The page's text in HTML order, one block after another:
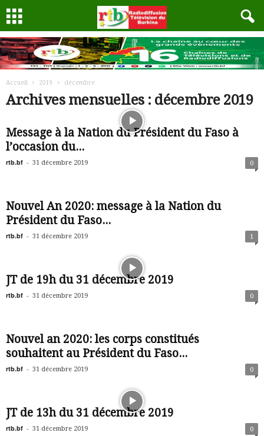
Accueil 2019 décembre
Archives mensuelles : décembre 2019
Message à la Nation du Président du Faso à
l’occasion du...
rtb.bf - 31 décembre 2019 0
Nouvel An 2020: message à la Nation du
Président du Faso...
rtb.bf - 31 décembre 2019 1
JT de 19h du 31 décembre 2019
rtb.bf - 31 décembre 2019 0
Nouvel an 2020: les corps constitués
souhaitent au Président du Faso...
rtb.bf - 31 décembre 2019 0
JT de 13h du 31 décembre 2019
rtb.bf - 31 décembre 2019 0